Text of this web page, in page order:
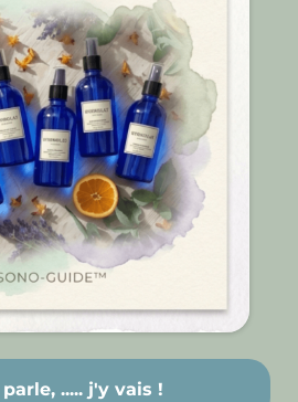
..... j'y vais !